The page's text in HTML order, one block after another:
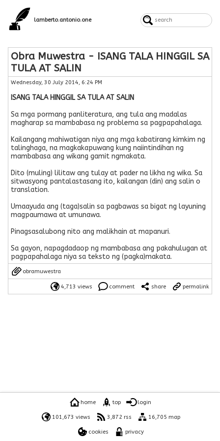
lamberto.antonio.one
Obra Muwestra - ISANG TALA HINGGIL SA
TULA AT SALIN
Wednesday, 30 July 2014, 6:24 PM
ISANG TALA HINGGIL SA TULA AT SALIN
Sa mga pormang panliteratura, ang tula ang madalas
magharap sa mambabasa ng problema sa pagpapahalaga.
Kailangang mahiwatigan niya ang mga kabatirang kimkim ng
talinghaga, na magkakapuwang kung naiintindihan ng
mambabasa ang wikang gamit ngmakata.
Dito (muling) lilitaw ang tulay at pader na likha ng wika. Sa
sitwasyong pantalastasang ito, kailangan (din) ang salin o
translation.
Umaayuda ang (taga)salin sa pagbawas sa bigat ng layuning
magpaumawa at umunawa.
Pinagsasalubong nito ang malikhain at mapanuri.
Sa gayon, napagdadaop ng mambabasa ang pakahulugan at
pagpapahalaga niya sa teksto ng (pagka)makata.
obramuwestra
4,713 views comment share permalink
home top login
101,673 views 3,872 rss 16,705 map
cookies privacy